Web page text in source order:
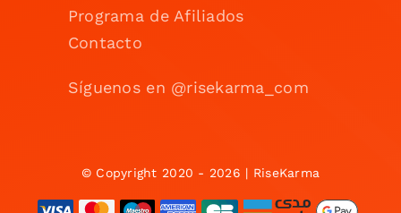
Programa de Afiliados
Contacto
Síguenos en @risekarma_com
© Copyright 2020 - 2026 | RiseKarma